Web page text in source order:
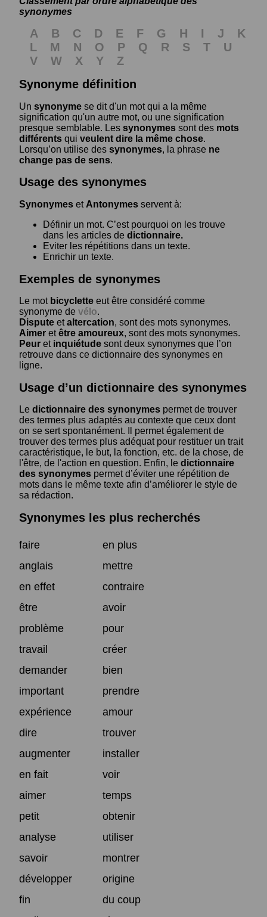
synonymes
A B C D E F G H I J
K
L
M N O P Q R S T
U
V
W X Y
Z
Synonyme définition
Un synonyme se dit d'un mot qui a la même
signification qu'un autre mot, ou une signification
presque semblable. Les synonymes sont des mots
différents qui veulent dire la même chose.
Lorsqu’on utilise des synonymes, la phrase ne
change pas de sens.
Usage des synonymes
Synonymes et Antonymes servent à:
Définir un mot. C’est pourquoi on les trouve
dans les articles de dictionnaire.
Eviter les répétitions dans un texte.
Enrichir un texte.
Exemples de synonymes
Le mot bicyclette eut être considéré comme
synonyme de vélo.
Dispute etaltercation, sont des mots synonymes.
Aimer etêtre amoureux, sont des mots synonymes.
Peur et inquiétude sont deux synonymes que l’on
retrouve dans ce dictionnaire des synonymes en
ligne.
Usage d’un dictionnaire des synonymes
Le dictionnaire des synonymes permet de trouver
des termes plus adaptés au contexte que ceux dont
on se sert spontanément. Il permet également de
trouver des termes plus adéquat pour restituer un trait
caractéristique, le but, la fonction, etc. de la chose, de
l'être, de l'action en question. Enfin, le dictionnaire
des synonymes permet d’éviter une répétition de
mots dans le même texte afin d’améliorer le style de
sa rédaction.
Synonymes les plus recherchés
faire
en plus
anglais
mettre
en effet
contraire
être
avoir
problème
pour
travail
créer
demander
bien
important
prendre
expérience
amour
dire
trouver
augmenter
installer
en fait
voir
aimer
temps
petit
obtenir
analyse
utiliser
savoir
montrer
développer
origine
fin
du coup